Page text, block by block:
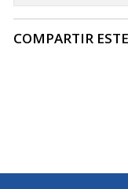
COMPARTIR